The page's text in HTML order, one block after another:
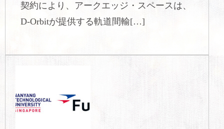
契約により、アークエッジ・スペースは、
D-Orbitが提供する軌道間輸[…]